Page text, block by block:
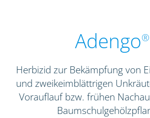
Adengo®
Herbizid zur Bekämpfung von
und zweikeimblättrigen
Vorauflauf bzw. frühen